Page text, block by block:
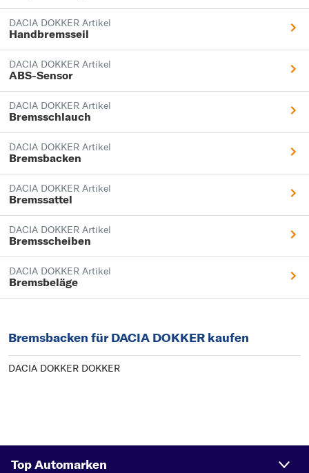
DACIA DOKKER Artikel
Handbremsseil
DACIA DOKKER Artikel
ABS-Sensor
DACIA DOKKER Artikel
Bremsschlauch
DACIA DOKKER Artikel
Bremsbacken
DACIA DOKKER Artikel
Bremssattel
DACIA DOKKER Artikel
Bremsscheiben
DACIA DOKKER Artikel
Bremsbeläge
Bremsbacken für DACIA DOKKER kaufen
DACIA DOKKER DOKKER
Top Automarken